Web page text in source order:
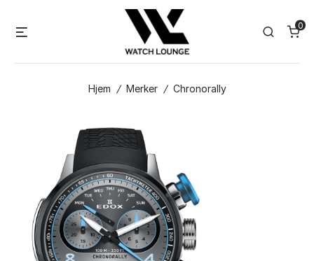
Search
0
Hjem / Merker / Chronorally